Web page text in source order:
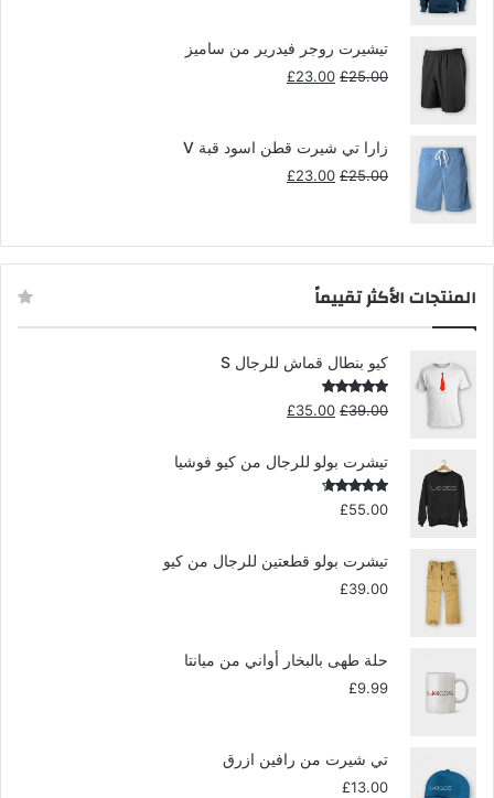
£45.00.
£40.00.
تيشيرت روجر فيدرير من ساميز
£25.00
السعر
£25.00.
£23.00 السعر
£23.00.
زارا تي شيرت قطن اسود قبة V
£25.00
السعر
£25.00.
£23.00 السعر
£23.00.
المنتجات الأكثر تقييماً
كيو بنطال قماش للرجال S
تم التقييم
من 5
£39.00
السعر
هو:
£39.00.
£35.00 السعر
هو:
تيشرت بولو للرجال من كيو فوشيا
تم التقييم
£55.00
تيشرت بولو قطعتين للرجال من كيو
£39.00
حلة طهى بالبخار أواني من ميانتا
£9.99
تي شيرت من رافين ازرق
£13.00